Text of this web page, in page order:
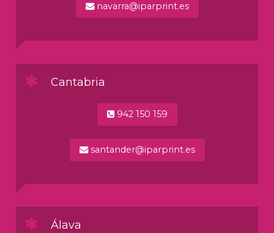
navarra@iparprint.es
Cantabria
942 150 159
santander@iparprint.es
Álava